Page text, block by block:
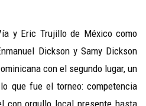
y Eric Trujillo de México como
Dickson y Samy Dickson
con el segundo lugar, un
que fue el torneo: competencia